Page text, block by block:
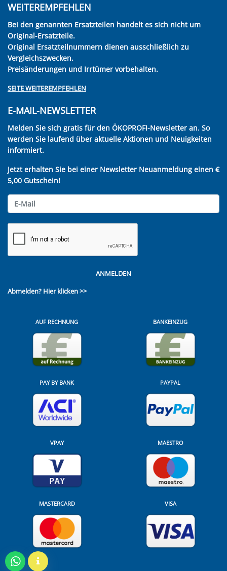
WEITEREMPFEHLEN
Bei den genannten Ersatzteilen handelt es sich nicht um
Original-Ersatzteile.
Original Ersatzteilnummern dienen ausschließlich zu
Vergleichszwecken.
Preisänderungen und Irrtümer vorbehalten.
SEITE WEITEREMPFEHLEN
E-MAIL-NEWSLETTER
Melden Sie sich gratis für den ÖKOPROFI-Newsletter an. So
werden Sie laufend über aktuelle Aktionen und Neuigkeiten
informiert.
Jetzt erhalten Sie bei einer Newsletter Neuanmeldung einen €
5,00 Gutschein!
ANMELDEN
Abmelden? Hier klicken >>
AUF RECHNUNG BANKEINZUG
PAY BY BANK PAYPAL
VPAY MAESTRO
MASTERCARD VISA